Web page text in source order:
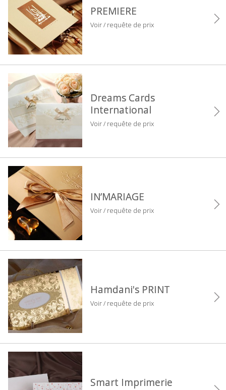
PREMIERE
Voir / requête de prix
Dreams Cards
International
Voir / requête de prix
IN’MARIAGE
Voir / requête de prix
Hamdani's PRINT
Voir / requête de prix
Smart Imprimerie